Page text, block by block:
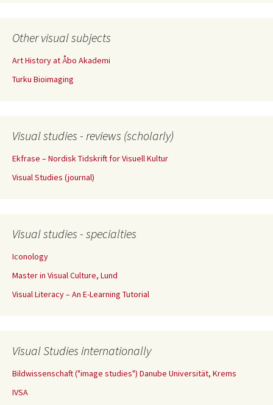
Other visual subjects
Art History at Åbo Akademi
Turku Bioimaging
Visual studies - reviews (scholarly)
Ekfrase – Nordisk Tidskrift for Visuell Kultur
Visual Studies (journal)
Visual studies - specialties
Iconology
Master in Visual Culture, Lund
Visual Literacy – An E-Learning Tutorial
Visual Studies internationally
Bildwissenschaft ("image studies") Danube Universität, Krems
IVSA